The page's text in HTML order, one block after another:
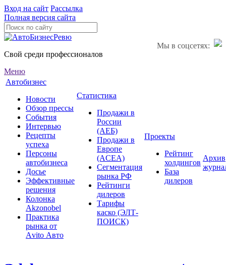
Вход на сайт Рассылка
Полная версия сайта
Мы в соцсетях:
Свой среди профессионалов
Меню
Автобизнес
Новости
Обзор прессы
События
Интервью
Рецепты
успеха
Персоны
автобизнеса
Досье
Эффективные
решения
Колонка
Akzonobel
Практика
рынка от
Аvito Авто
Статистика
Продажи в
России
(АЕБ)
Продажи в
Европе
(ACEA)
Сегментация
рынка РФ
Рейтинги
дилеров
Тарифы
каско (ЭЛТ-
ПОИСК)
Проекты
Рейтинг
холдингов
База
дилеров
Архив